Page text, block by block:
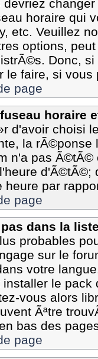
horaire qui
etc. Veuillez
options,
Donc,
le faire, si
page
horaire
d'avoir choisi
la
n'a pas Ã©tÃ©
heure par
page
dans la
probables
sur le
votre
le
vous alors
Ãªtre
bas des
page